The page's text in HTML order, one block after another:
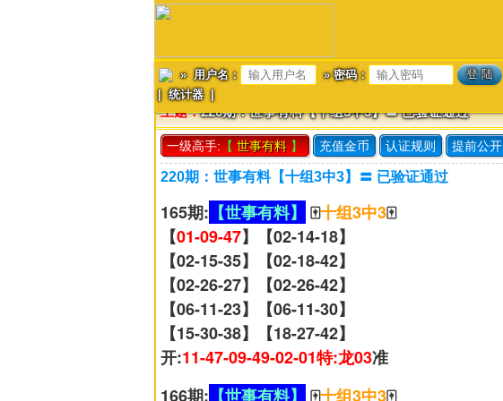
» 用户名：
» 密码：
|统计器|
主题：220期：世事有料【十组3中3】〓 已验证通过
一级高手:【世事有料】 充值金币 认证规则 提前公开
220期：世事有料【十组3中3】〓 已验证通过
165期: 【世事有料】 🀄十组3中3🀄
【01-09-47】【02-14-18】
【02-15-35】【02-18-42】
【02-26-27】【02-26-42】
【06-11-23】【06-11-30】
【15-30-38】【18-27-42】
开:11-47-09-49-02-01特:龙03准
166期: 【世事有料】 🀄十组3中3🀄